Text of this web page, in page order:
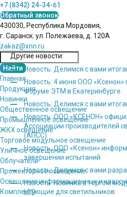
+7 (8342) 24-34-61
Обратный звонок
430030, Республика Мордовия,
г. Саранск. ул. Полежаева, д. 120А
zakaz@xnn.ru
Главная
Продукция
Новинки
Общественное освещение
Промышленное освещение
ЖКХ освещение
Торговое модульное освещение
Уличное освещение
Облучатели
Прожекторное освещение
Освещение информационных и
Комплектующие для светильников
Другие новости:
Новость: Делимся с вами
Новость: 4 июня ООО «Ксенон»
Форуме ЭТМ в Екатеринбурге
Новость: Делимся с вами
Новость: ООО «КСЕНОН»
Ассоциации производителей
(АПСС)
Новость: ООО «Ксенон»
завершении испытаний
Новость: Делимся с вами
Новость: Новинка в торгом
LED